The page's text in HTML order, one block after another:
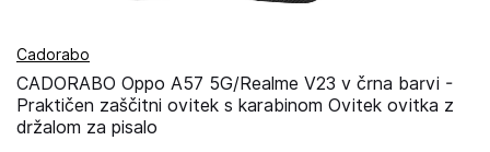
Cadorabo
CADORABO Oppo A57 5G/Realme V23 v črna barvi -
Praktičen zaščitni ovitek s karabinom Ovitek ovitka z
držalom za pisalo